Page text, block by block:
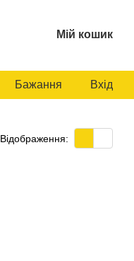
Мій кошик
Бажання Вхід
Відображення: